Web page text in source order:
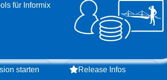
für Informix
starten Release Infos